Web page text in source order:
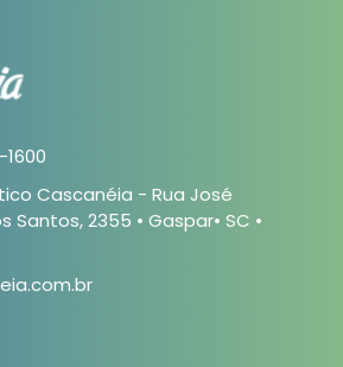
Cascanéia - Rua José
Santos, 2355 • Gaspar• SC •